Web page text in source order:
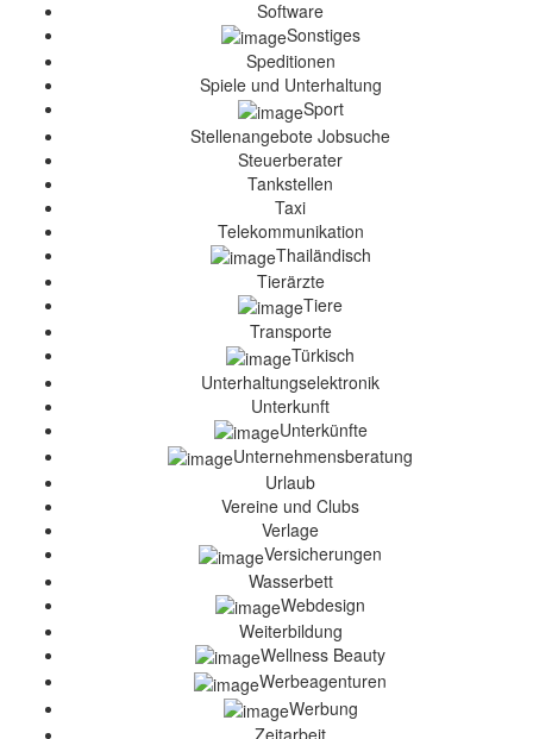
Software
Sonstiges
Speditionen
Spiele und Unterhaltung
Sport
Stellenangebote Jobsuche
Steuerberater
Tankstellen
Taxi
Telekommunikation
Thailändisch
Tierärzte
Tiere
Transporte
Türkisch
Unterhaltungselektronik
Unterkunft
Unterkünfte
Unternehmensberatung
Urlaub
Vereine und Clubs
Verlage
Versicherungen
Wasserbett
Webdesign
Weiterbildung
Wellness Beauty
Werbeagenturen
Werbung